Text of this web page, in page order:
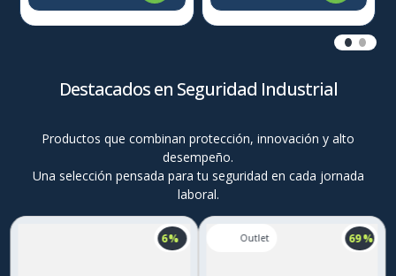
Destacados en Seguridad Industrial
Productos que combinan protección, innovación y alto
desempeño.
Una selección pensada para tu seguridad en cada jornada
laboral.
6 % 69 %